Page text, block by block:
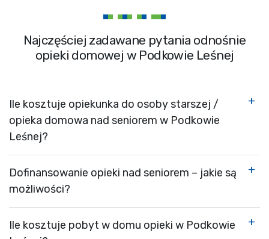
Najczęściej zadawane pytania odnośnie
opieki domowej w Podkowie Leśnej
Ile kosztuje opiekunka do osoby starszej /
opieka domowa nad seniorem w Podkowie
Leśnej?
Dofinansowanie opieki nad seniorem – jakie są
możliwości?
Ile kosztuje pobyt w domu opieki w Podkowie